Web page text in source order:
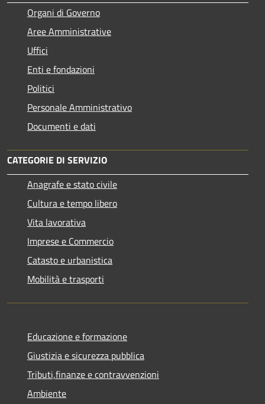
Organi di Governo
Aree Amministrative
Uffici
Enti e fondazioni
Politici
Personale Amministrativo
Documenti e dati
CATEGORIE DI SERVIZIO
Anagrafe e stato civile
Cultura e tempo libero
Vita lavorativa
Imprese e Commercio
Catasto e urbanistica
Mobilità e trasporti
Educazione e formazione
Giustizia e sicurezza pubblica
Tributi,finanze e contravvenzioni
Ambiente